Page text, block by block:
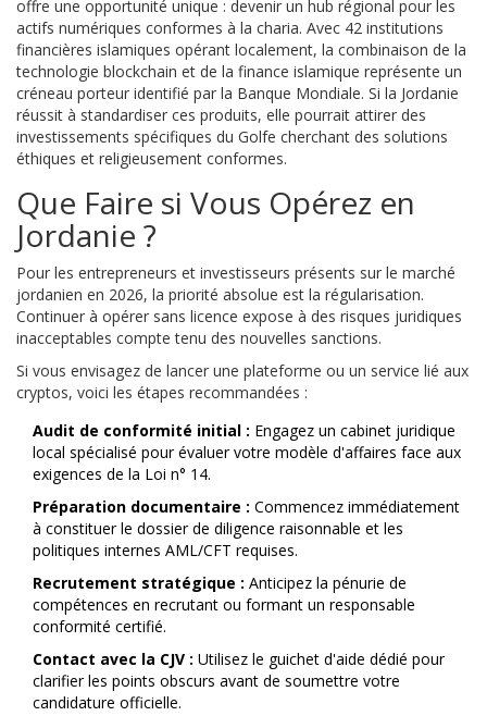
offre une opportunité unique : devenir un hub régional pour les
actifs numériques conformes à la charia. Avec 42 institutions
financières islamiques opérant localement, la combinaison de la
technologie blockchain et de la finance islamique représente un
créneau porteur identifié par la Banque Mondiale. Si la Jordanie
réussit à standardiser ces produits, elle pourrait attirer des
investissements spécifiques du Golfe cherchant des solutions
éthiques et religieusement conformes.
Que Faire si Vous Opérez en
Jordanie ?
Pour les entrepreneurs et investisseurs présents sur le marché
jordanien en 2026, la priorité absolue est la régularisation.
Continuer à opérer sans licence expose à des risques juridiques
inacceptables compte tenu des nouvelles sanctions.
Si vous envisagez de lancer une plateforme ou un service lié aux
cryptos, voici les étapes recommandées :
Audit de conformité initial : Engagez un cabinet juridique
local spécialisé pour évaluer votre modèle d'affaires face aux
exigences de la Loi n° 14.
Préparation documentaire : Commencez immédiatement
à constituer le dossier de diligence raisonnable et les
politiques internes AML/CFT requises.
Recrutement stratégique : Anticipez la pénurie de
compétences en recrutant ou formant un responsable
conformité certifié.
Contact avec la CJV : Utilisez le guichet d'aide dédié pour
clarifier les points obscurs avant de soumettre votre
candidature officielle.